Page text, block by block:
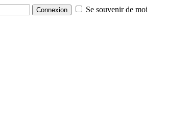
Connexion Se souvenir de moi